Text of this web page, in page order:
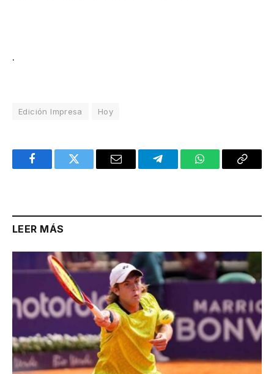
.
Edición Impresa Hoy
FacebookTwitter Email TelegramWhatsAppCopy
LEER MÁS